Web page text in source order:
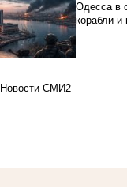
Одесса в
корабли и
Новости СМИ2